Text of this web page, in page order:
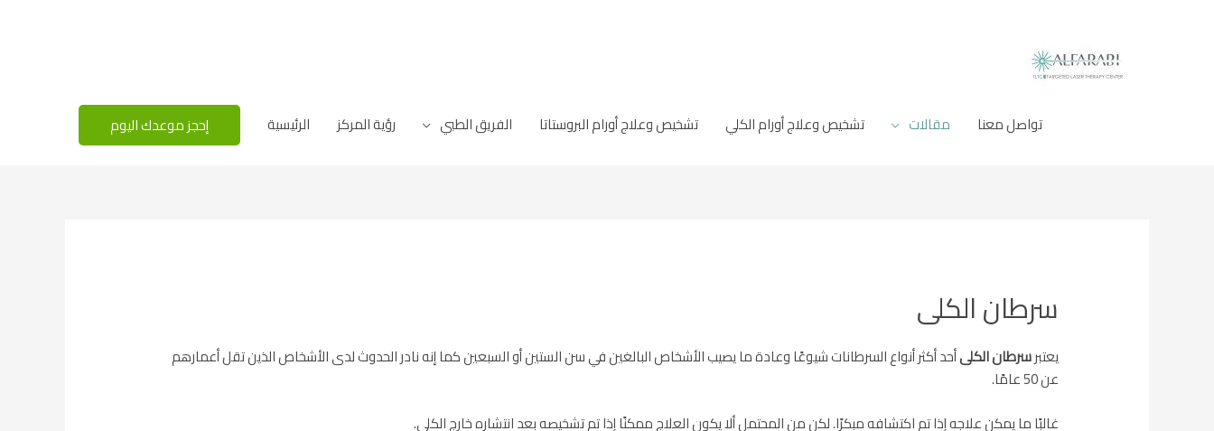
تواصل معنا مقالات تشخيص وعلاج أورام الكلي تشخيص وعلاج أورام البروستاتا الفريق الطبي رؤية المركز الرئيسية إحجز موعدك اليوم
سرطان الكلى
يعتبرسرطان الكلىأحد أكثر أنواع السرطانات شيوعًا وعادة ما يصيب الأشخاص البالغين في سن الستين أو السبعين كما إنه نادر الحدوث لدى الأشخاص الذين تقل أعمارهم
عن 50 عامًا.
غالبًا ما يمكن علاجه إذا تم اكتشافه مبكرًا. لكن من المحتمل ألا يكون العلاج ممكنًا إذا تم تشخيصه بعد انتشاره خارج الكلى.